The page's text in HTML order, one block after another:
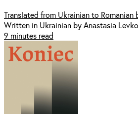
Translated from Ukrainian to Romanian
Written in Ukrainian by Anastasia
9 minutes read